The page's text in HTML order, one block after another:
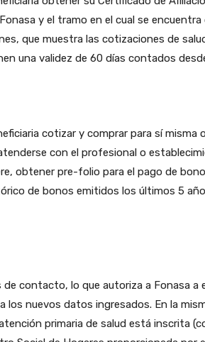
y el tramo en el cual se
que muestra las cotizaciones de
una validez de 60 días contados
cotizar y comprar para sí misma
con el profesional o
obtener pre-folio para el pago de
de bonos emitidos los últimos 5
contacto, lo que autoriza a Fonasa a
los nuevos datos ingresados. En la
primaria de salud está inscrita